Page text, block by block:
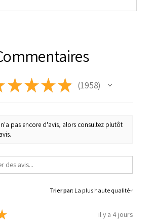
★★★★ 1 958
1958
pas encore d'avis, alors consultez plutôt
Trier par:
il y a 4 jours